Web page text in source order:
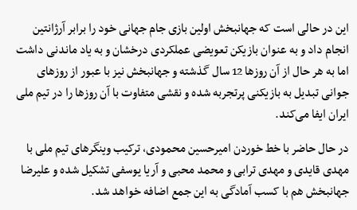
این در حالی است که جهانبخش اولین بازی جام جهانی خود را برابر آرژانتین
انجام داد و به عنوان بازیکن تعویضی عملکردی درخشان و به یاد ماندنی داشت
اما به هر حال از آن روزها 12 سال گذشته و جهانبخش نیز با عبور از روزهای
جوانی تبدیل به بازیکنی پرتجربه شده و نقشی متفاوت با آن روزها را در تیم ملی
ایران ایفا می‌کند.
در حال حاضر با خط خوردن امیرحسین محمودی، ترکیب وینگرهای تیم ملی با
مهدی قایدی و مهدی ترابی و محمد محبی و آریا یوسفی تشکیل شده و علیرضا
جهانبخش هم با کسب آمادگی به این جمع اضافه خواهد شد.